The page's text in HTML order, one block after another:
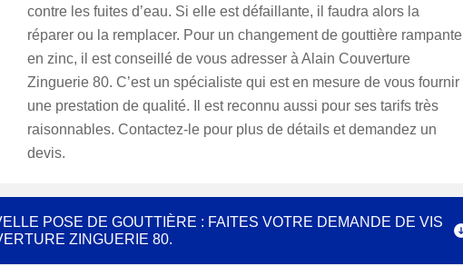
contre les fuites d’eau. Si elle est défaillante, il faudra alors la
réparer ou la remplacer. Pour un changement de gouttière rampante
en zinc, il est conseillé de vous adresser à Alain Couverture
Zinguerie 80. C’est un spécialiste qui est en mesure de vous fournir
une prestation de qualité. Il est reconnu aussi pour ses tarifs très
raisonnables. Contactez-le pour plus de détails et demandez un
devis.
POSE DE GOUTTIÈRE : FAITES VOTRE DEMANDE DE VIS
ZINGUERIE 80.